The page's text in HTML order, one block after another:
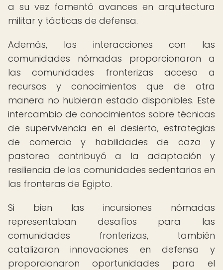
a su vez fomentó avances en arquitectura
militar y tácticas de defensa.
Además, las interacciones con las
comunidades nómadas proporcionaron a
las comunidades fronterizas acceso a
recursos y conocimientos que de otra
manera no hubieran estado disponibles. Este
intercambio de conocimientos sobre técnicas
de supervivencia en el desierto, estrategias
de comercio y habilidades de caza y
pastoreo contribuyó a la adaptación y
resiliencia de las comunidades sedentarias en
las fronteras de Egipto.
Si bien las incursiones nómadas
representaban desafíos para las
comunidades fronterizas, también
catalizaron innovaciones en defensa y
proporcionaron oportunidades para el